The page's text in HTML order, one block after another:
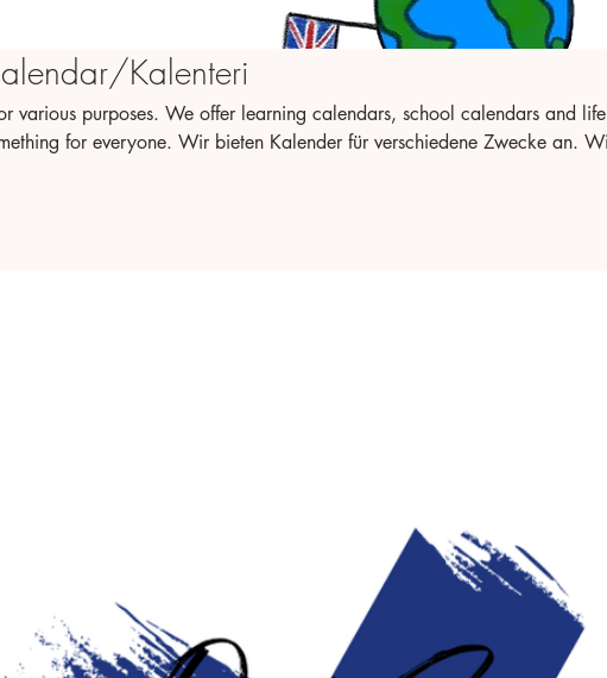
Kalenteri
various purposes. We offer learning calendars, school calendars and life
Kalender für verschiedene Zwecke an. Wir
ja myös elämän suunnittelu kalenterita.